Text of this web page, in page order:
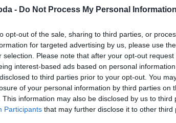
- Do Not Process My Personal Information
opt-out of the sale, sharing to third parties, or
for targeted advertising by us, please use
selection. Please note that after your opt-out
interest-based ads based on personal
to third parties prior to your opt-out. You
of your personal information by third parties on
This information may also be disclosed by us to third
Participants that may further disclose it to other third
a legjobb férfi